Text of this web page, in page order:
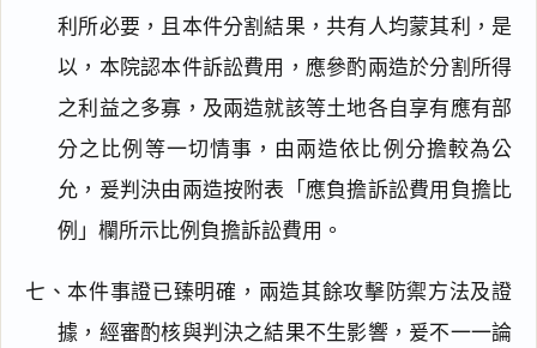
利所必要，且本件分割結果，共有人均蒙其利，是
以，本院認本件訴訟費用，應參酌兩造於分割所得
之利益之多寡，及兩造就該等土地各自享有應有部
分之比例等一切情事，由兩造依比例分擔較為公
允，爰判決由兩造按附表「應負擔訴訟費用負擔比
例」欄所示比例負擔訴訟費用。
七、本件事證已臻明確，兩造其餘攻擊防禦方法及證
據，經審酌核與判決之結果不生影響，爰不一一論
閱讀 研究
搜尋本
主
文